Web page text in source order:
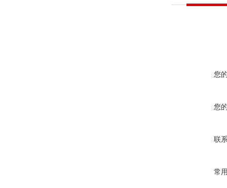
您
您
联
常